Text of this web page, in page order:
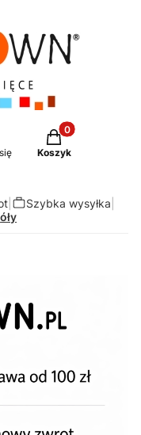
Produkty w
Koszyk
| Szybka wysyłka